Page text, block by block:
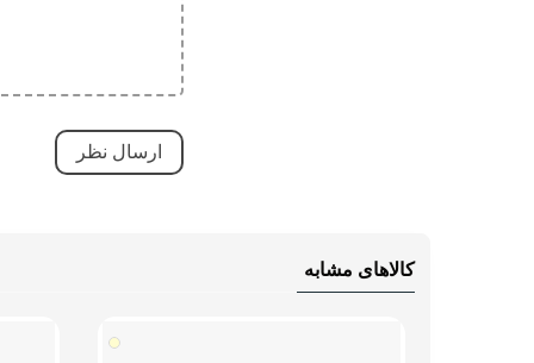
کالاهای مشابه